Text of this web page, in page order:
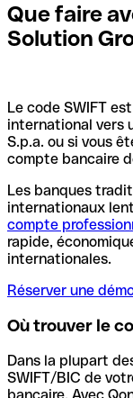
Que faire
Solution
Le code SWIFT
international vers
S.p.a. ou si vous
compte bancaire
Les banques
internationaux
compte
rapide,
internationales.
Réserver une
Où trouver le
Dans la plupart
SWIFT/BIC de